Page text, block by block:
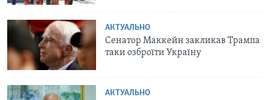
АКТУАЛЬНО
Сенатор Маккейн закликав Трампа
таки озброїти Україну
АКТУАЛЬНО